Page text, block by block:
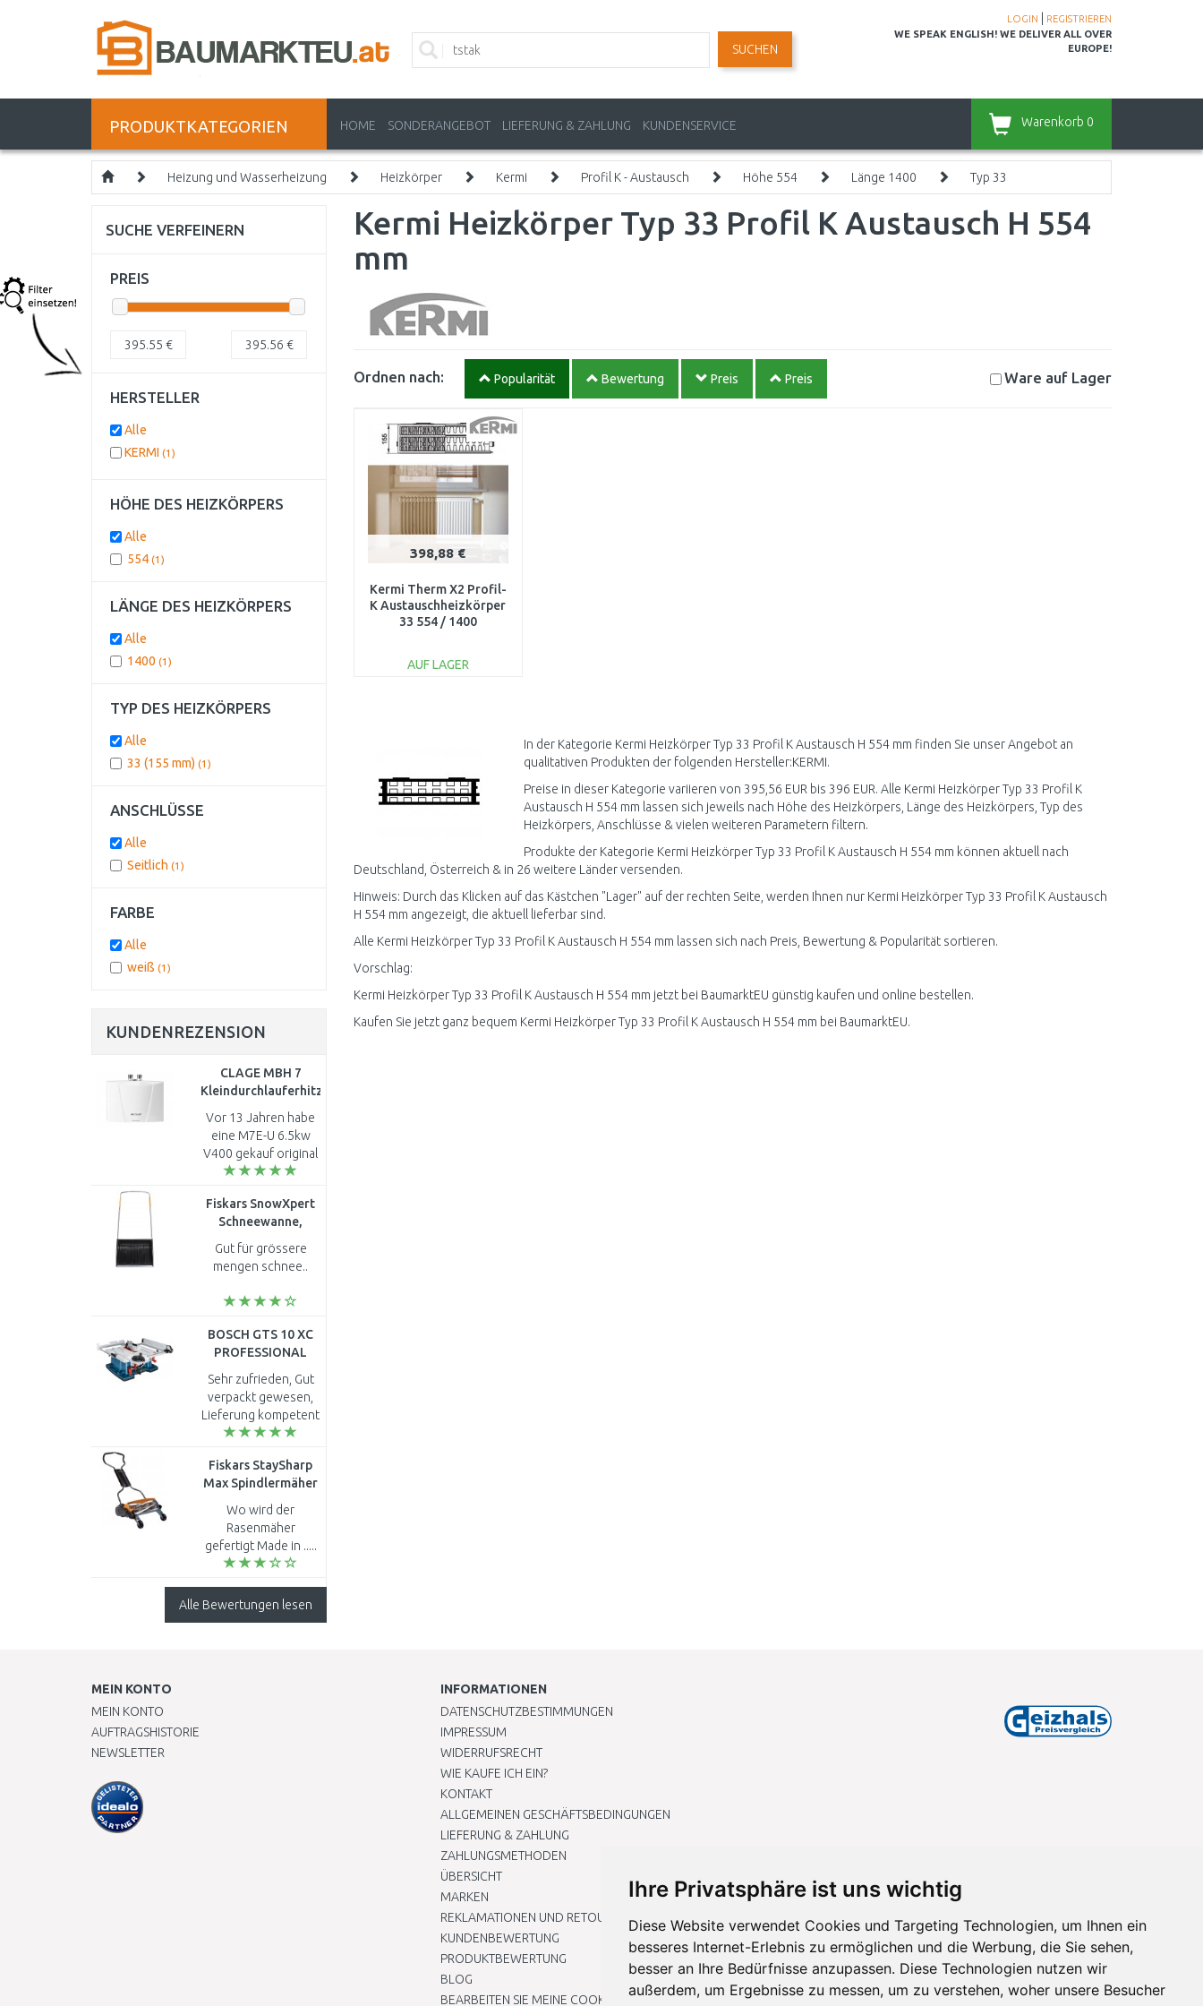
Ihre Privatsphäre ist uns wichtig
Diese Website verwendet Cookies und Targeting Technologien, um Ihnen ein
besseres Internet-Erlebnis zu ermöglichen und die Werbung, die Sie sehen,
besser an Ihre Bedürfnisse anzupassen. Diese Technologien nutzen wir
außerdem, um Ergebnisse zu messen, um zu verstehen, woher unsere Besucher
LOGIN
REGISTRIEREN
WE SPEAK ENGLISH! WE DELIVER ALL OVER
EUROPE!
SUCHEN
PRODUKTKATEGORIEN HOME SONDERANGEBOT LIEFERUNG & ZAHLUNG KUNDENSERVICE Warenkorb 0
Heizung und Wasserheizung Heizkörper Kermi Profil K - Austausch Höhe 554 Länge 1400 Typ 33
Kermi Heizkörper Typ 33 Profil K Austausch H 554
mm
Ordnen nach: Popularität Bewertung Preis Preis Ware auf Lager
398,88 €
Kermi Therm X2 Profil-
K Austauschheizkörper
33 554 / 1400
AUF LAGER
In der Kategorie Kermi Heizkörper Typ 33 Profil K Austausch H 554 mm finden Sie unser Angebot an
qualitativen Produkten der folgenden Hersteller:KERMI.
Preise in dieser Kategorie variieren von 395,56 EUR bis 396 EUR. Alle Kermi Heizkörper Typ 33 Profil K
Austausch H 554 mm lassen sich jeweils nach Höhe des Heizkörpers, Länge des Heizkörpers, Typ des
Heizkörpers, Anschlüsse & vielen weiteren Parametern filtern.
Produkte der Kategorie Kermi Heizkörper Typ 33 Profil K Austausch H 554 mm können aktuell nach
Deutschland, Österreich & in 26 weitere Länder versenden.
Hinweis: Durch das Klicken auf das Kästchen "Lager" auf der rechten Seite, werden Ihnen nur Kermi Heizkörper Typ 33 Profil K Austausch
H 554 mm angezeigt, die aktuell lieferbar sind.
Alle Kermi Heizkörper Typ 33 Profil K Austausch H 554 mm lassen sich nach Preis, Bewertung & Popularität sortieren.
Vorschlag:
Kermi Heizkörper Typ 33 Profil K Austausch H 554 mm jetzt bei BaumarktEU günstig kaufen und online bestellen.
Kaufen Sie jetzt ganz bequem Kermi Heizkörper Typ 33 Profil K Austausch H 554 mm bei BaumarktEU.
SUCHE VERFEINERN
PREIS
395.55 € 395.56 €
HERSTELLER
Alle
KERMI (1)
HÖHE DES HEIZKÖRPERS
Alle
554 (1)
LÄNGE DES HEIZKÖRPERS
Alle
1400 (1)
TYP DES HEIZKÖRPERS
Alle
33 (155 mm) (1)
ANSCHLÜSSE
Alle
Seitlich (1)
FARBE
Alle
weiß (1)
KUNDENREZENSION
CLAGE MBH 7
Kleindurchlauferhitzer
6,5 kW 2 x 400 V
1500-16007
Vor 13 Jahren habe
eine M7E-U 6.5kw
V400 gekauf original
heizpatrone nach 6
kaputtgegangen
neue patrone
bestellt neue filter g..
Fiskars SnowXpert
Schneewanne,
Breite: 720 mm
(143021) 1003470
Gut für grössere
mengen schnee..
BOSCH GTS 10 XC
PROFESSIONAL
Tischsäge
0601B30400
Sehr zufrieden, Gut
verpackt gewesen,
Lieferung kompetent
durch Spedition
Kreissäge hält auf
jeden Fall was sie
verspricht, ..
Fiskars StaySharp
Max Spindlermäher
46cm (113880)
1000591
Wo wird der
Rasenmäher
gefertigt Made in .....
Alle Bewertungen lesen
MEIN KONTO
MEIN KONTO
AUFTRAGSHISTORIE
NEWSLETTER
INFORMATIONEN
DATENSCHUTZBESTIMMUNGEN
IMPRESSUM
WIDERRUFSRECHT
WIE KAUFE ICH EIN?
KONTAKT
ALLGEMEINEN GESCHÄFTSBEDINGUNGEN
LIEFERUNG & ZAHLUNG
ZAHLUNGSMETHODEN
ÜBERSICHT
MARKEN
REKLAMATIONEN UND RETOUREN
KUNDENBEWERTUNG
PRODUKTBEWERTUNG
BLOG
BEARBEITEN SIE MEINE COOKIE-EINSTELLUNGEN